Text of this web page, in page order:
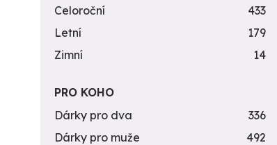
Celoroční
433
Letní
179
Zimní
14
PRO KOHO
Dárky pro dva
336
Dárky pro muže
492